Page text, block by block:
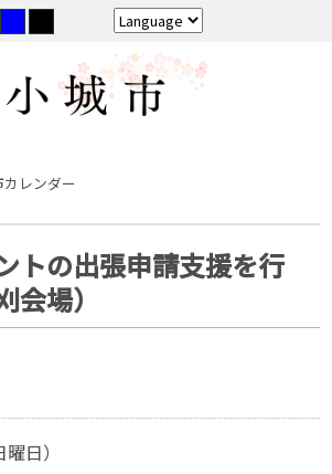
レンダー
トの出張申請支援を行
会場）
日）